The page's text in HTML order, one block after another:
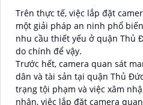
Trên thực tế, việc lắp đặt
một giải pháp an ninh phổ
nhu cầu thiết yếu ở quận Thủ
do chính để vậy.
Trước hết, camera quan sát
dân và tài sản tại quận Thủ
trạng tội phạm và việc xâm
nhân, việc lắp đặt camera